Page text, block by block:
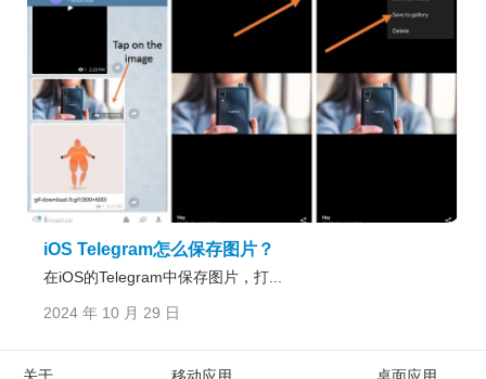
iOS Telegram怎么保存图片？
在iOS的Telegram中保存图片，打...
2024 年 10 月 29 日
关于 移动应用 桌面应用